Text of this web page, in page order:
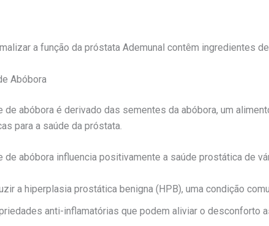
a função da próstata Ademunal contêm ingredientes
Abóbora
de abóbora é derivado das sementes da abóbora, um
para a saúde da próstata.
de abóbora influencia positivamente a saúde prostática de
a hiperplasia prostática benigna (HPB), uma condição
anti-inflamatórias que podem aliviar o desconforto